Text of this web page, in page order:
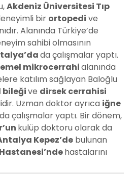
Akdeniz Üniversitesi Tıp
bir ortopedi ve
Alanında Türkiye’de
sahibi olmasının
da çalışmalar yaptı.
mikrocerrahialanında
katılım sağlayan Baloğlu
bileğive dirsek cerrahisi
Uzman doktor ayrıca iğne
çalışmalar yaptı. Bir dönem,
kulüp doktoru olarak da
Kepez’de bulunan
hastalarını